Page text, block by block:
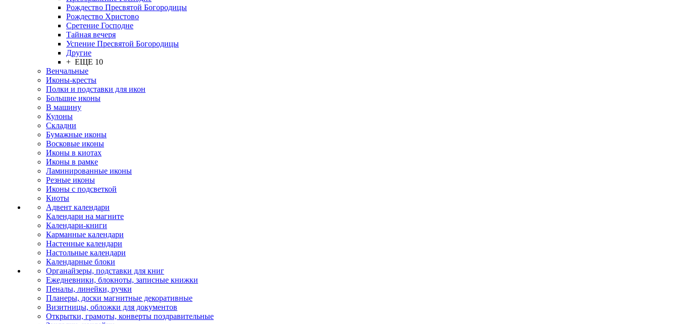
Рождество Пресвятой Богородицы
Рождество Христово
Сретение Господне
Тайная вечеря
Успение Пресвятой Богородицы
Другие
+ ЕЩЕ 10
Венчальные
Иконы-кресты
Полки и подставки для икон
Большие иконы
В машину
Кулоны
Складни
Бумажные иконы
Восковые иконы
Иконы в киотах
Иконы в рамке
Ламинированные иконы
Резные иконы
Иконы с подсветкой
Киоты
Адвент календари
Календари на магните
Календари-книги
Карманные календари
Настенные календари
Настольные календари
Календарные блоки
Органайзеры, подставки для книг
Ежедневники, блокноты, записные книжки
Пеналы, линейки, ручки
Планеры, доски магнитные декоративные
Визитницы, обложки для документов
Открытки, грамоты, конверты поздравительные